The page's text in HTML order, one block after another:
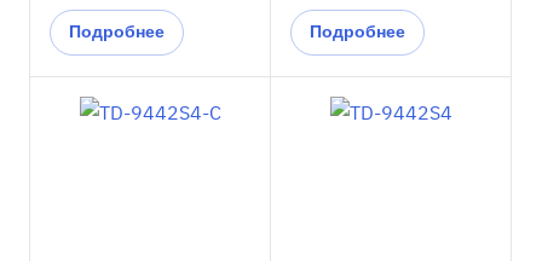
Подробнее Подробнее